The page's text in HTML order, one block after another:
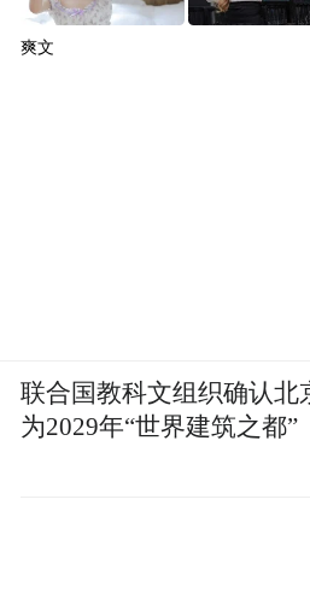
爽文
联合国教科文组织确认北
为2029年“世界建筑之都”